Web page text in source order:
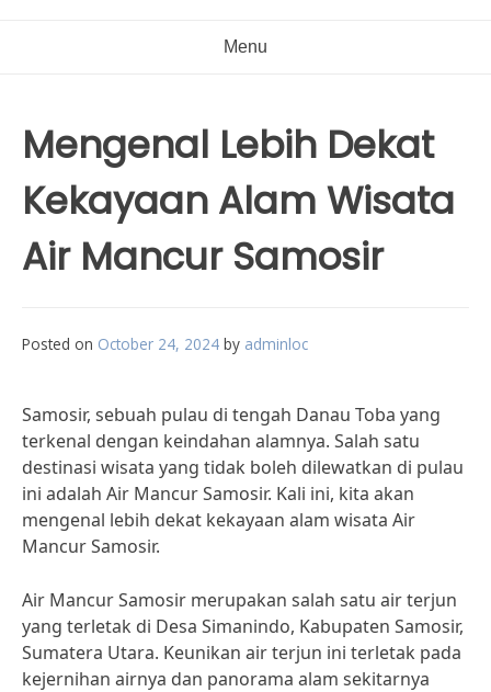
Menu
Mengenal Lebih Dekat
Kekayaan Alam Wisata
Air Mancur Samosir
Posted on October 24, 2024 by adminloc
Samosir, sebuah pulau di tengah Danau Toba yang
terkenal dengan keindahan alamnya. Salah satu
destinasi wisata yang tidak boleh dilewatkan di pulau
ini adalah Air Mancur Samosir. Kali ini, kita akan
mengenal lebih dekat kekayaan alam wisata Air
Mancur Samosir.
Air Mancur Samosir merupakan salah satu air terjun
yang terletak di Desa Simanindo, Kabupaten Samosir,
Sumatera Utara. Keunikan air terjun ini terletak pada
kejernihan airnya dan panorama alam sekitarnya